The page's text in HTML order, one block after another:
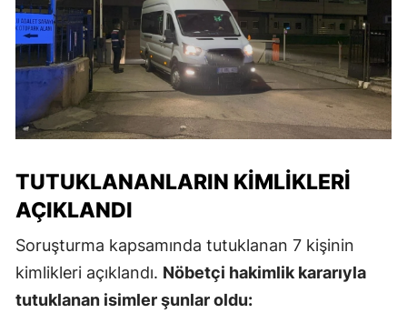
TUTUKLANANLARIN KIMLIKLERI
AÇIKLANDI
Soruşturma kapsamında tutuklanan 7 kişinin
kimlikleri açıklandı. Nöbetçi hakimlik kararıyla
tutuklanan isimler şunlar oldu: